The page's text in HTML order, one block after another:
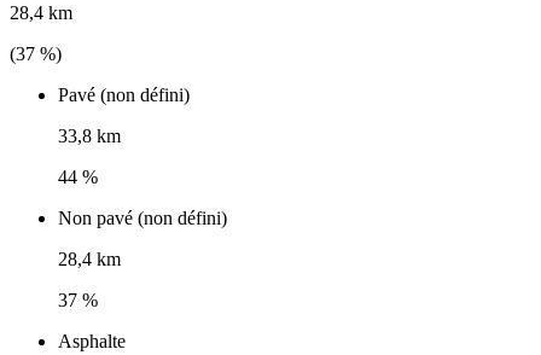
28,4 km
(37 %)
Pavé (non défini)
33,8 km
44 %
Non pavé (non défini)
28,4 km
37 %
Asphalte